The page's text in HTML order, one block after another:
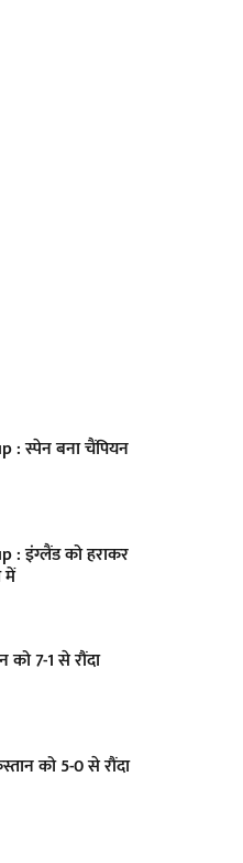
: स्पेन बना चैंपियन
: इंग्लैंड को हराकर
में
को 7-1 से रौंदा
को 5-0 से रौंदा